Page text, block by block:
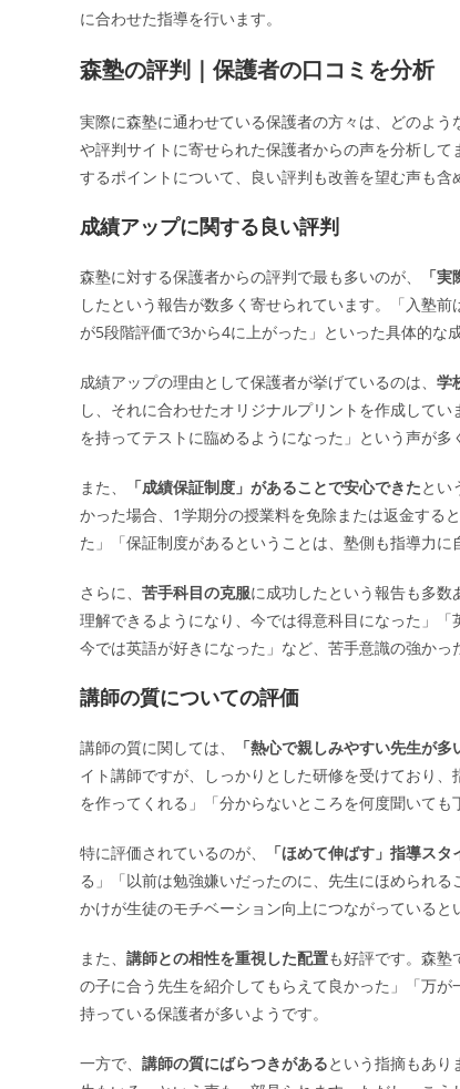
に合わせた指導を行います。
森塾の評判｜保護者の口コミを分析
実際に森塾に通わせている保護者の方々は、どのよ
や評判サイトに寄せられた保護者からの声を分析して
するポイントについて、良い評判も改善を望む声も含
成績アップに関する良い評判
森塾に対する保護者からの評判で最も多いのが、 「
したという報告が数多く寄せられています。「入塾
が5段階評価で3から4に上がった」といった具体的な
成績アップの理由として保護者が挙げているのは、 学
し、それに合わせたオリジナルプリントを作成して
を持ってテストに臨めるようになった」という声が多
また、 「成績保証制度」があることで安心できたとい
かった場合、1学期分の授業料を免除または返金する
た」「保証制度があるということは、塾側も指導力
さらに、 苦手科目の克服に成功したという報告も多
理解できるようになり、今では得意科目になった」
今では英語が好きになった」など、苦手意識の強かっ
講師の質についての評価
講師の質に関しては、 「熱心で親しみやすい先生が多
イト講師ですが、しっかりとした研修を受けており
を作ってくれる」「分からないところを何度聞いても
特に評価されているのが、 「ほめて伸ばす」指導スタ
る」「以前は勉強嫌いだったのに、先生にほめられ
かけが生徒のモチベーション向上につながっていると
また、 講師との相性を重視した配置も好評です。森塾
の子に合う先生を紹介してもらえて良かった」「万
持っている保護者が多いようです。
一方で、 講師の質にばらつきがあるという指摘もあ